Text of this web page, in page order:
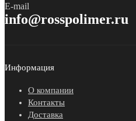
E-mail
info@rosspolimer.ru
Информация
О компании
Контакты
Доставка